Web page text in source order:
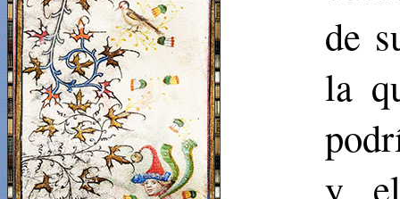
de
la
y